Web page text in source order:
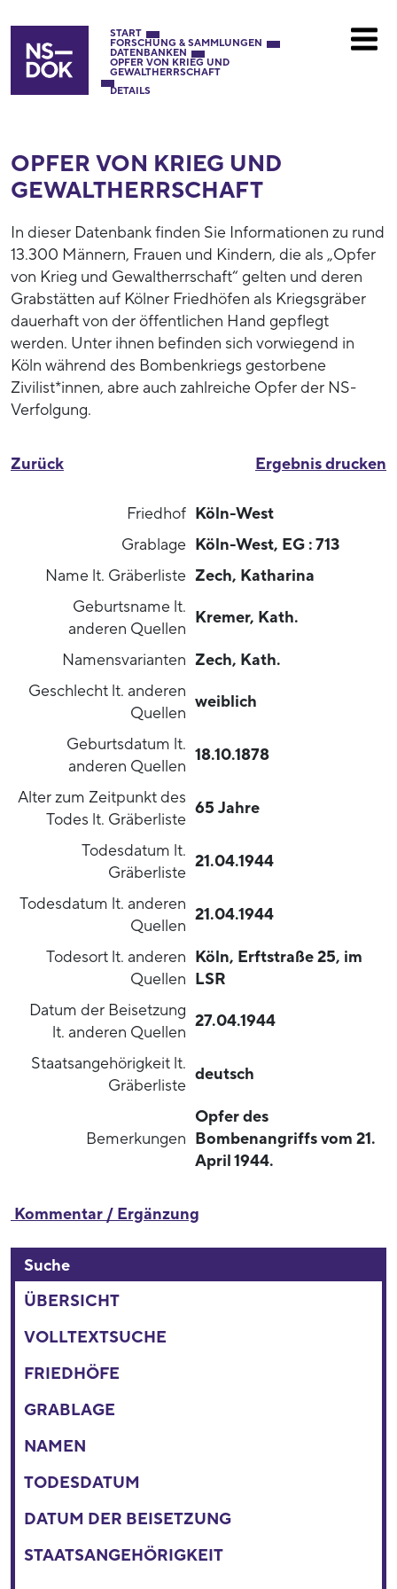
START
FORSCHUNG & SAMMLUNGEN
DATENBANKEN
OPFER VON KRIEG UND
GEWALTHERRSCHAFT
DETAILS
OPFER VON KRIEG UND
GEWALTHERRSCHAFT
In dieser Datenbank finden Sie Informationen zu rund
13.300 Männern, Frauen und Kindern, die als „Opfer
von Krieg und Gewaltherrschaft“ gelten und deren
Grabstätten auf Kölner Friedhöfen als Kriegsgräber
dauerhaft von der öffentlichen Hand gepflegt
werden. Unter ihnen befinden sich vorwiegend in
Köln während des Bombenkriegs gestorbene
Zivilist*innen, abre auch zahlreiche Opfer der NS-
Verfolgung.
Ergebnis drucken
Zurück
Friedhof Köln-West
Grablage Köln-West, EG : 713
Name lt. Gräberliste Zech, Katharina
Geburtsname lt.
anderen Quellen
Kremer, Kath.
Namensvarianten Zech, Kath.
Geschlecht lt. anderen
Quellen
weiblich
Geburtsdatum lt.
anderen Quellen
18.10.1878
Alter zum Zeitpunkt des
Todes lt. Gräberliste
65 Jahre
Todesdatum lt.
Gräberliste
21.04.1944
Todesdatum lt. anderen
Quellen
21.04.1944
Todesort lt. anderen
Quellen
Köln, Erftstraße 25, im
LSR
Datum der Beisetzung
lt. anderen Quellen
27.04.1944
Staatsangehörigkeit lt.
Gräberliste
deutsch
Bemerkungen
Opfer des
Bombenangriffs vom 21.
April 1944.
Kommentar / Ergänzung
Suche
ÜBERSICHT
VOLLTEXTSUCHE
FRIEDHÖFE
GRABLAGE
NAMEN
TODESDATUM
DATUM DER BEISETZUNG
STAATSANGEHÖRIGKEIT